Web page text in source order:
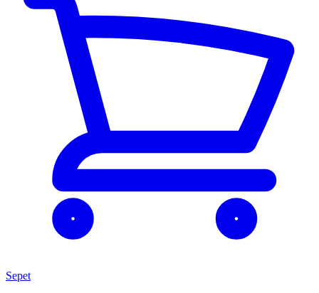
Sepet